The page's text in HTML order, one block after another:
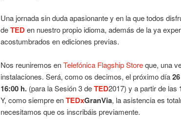
Una jornada sin duda apasionante y en la que todos
deTEDen nuestro propio idioma, además de la ya
acostumbrados en ediciones previas.
Nos reuniremos enTelefónica Flagship Storeque, una
instalaciones. Será, como os decimos, el próximo día
16:00 h. (para la Sesión 3 deTED2017) y a partir de las
Y, como siempre enTEDxGranVia, la asistencia es
necesitamos que os inscribáis previamente.